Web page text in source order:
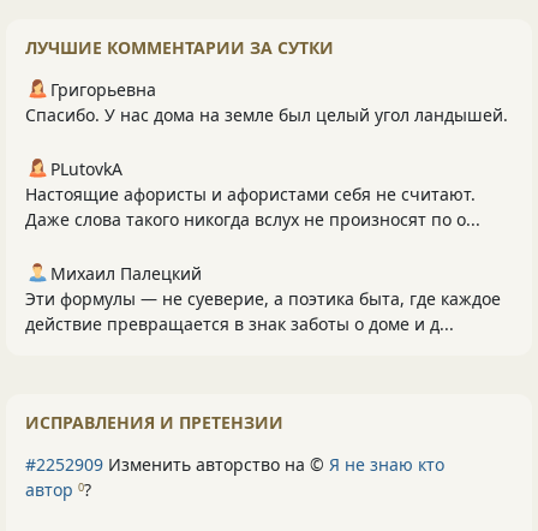
ЛУЧШИЕ КОММЕНТАРИИ ЗА СУТКИ
Григорьевна
Спасибо. У нас дома на земле был целый угол ландышей.
PLutоvkА
Настоящие афористы и афористами себя не считают.
Даже слова такого никогда вслух не произносят по о...
Михаил Палецкий
Эти формулы — не суеверие, а поэтика быта, где каждое
действие превращается в знак заботы о доме и д...
ИСПРАВЛЕНИЯ И ПРЕТЕНЗИИ
#2252909 Изменить авторство на © Я не знаю кто
автор 0?